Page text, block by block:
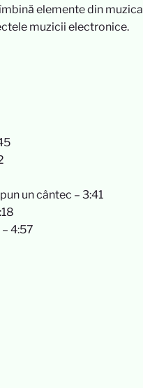
elemente din muzica
muzicii electronice.
un cântec – 3:41
4:57